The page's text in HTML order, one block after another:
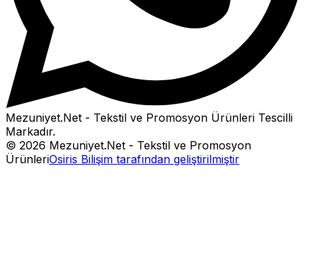
Mezuniyet.Net - Tekstil ve Promosyon Ürünleri Tescilli
Markadır.
© 2026 Mezuniyet.Net - Tekstil ve Promosyon
ÜrünleriOsiris Bilişim tarafından geliştirilmiştir